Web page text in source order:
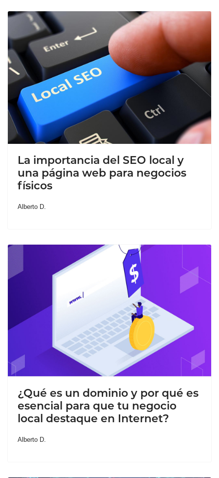
La importancia del SEO local y
una página web para negocios
físicos
Alberto D.
¿Qué es un dominio y por qué es
esencial para que tu negocio
local destaque en Internet?
Alberto D.